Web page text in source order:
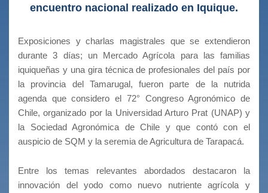
encuentro nacional realizado en Iquique.
Exposiciones y charlas magistrales que se extendieron
durante 3 días; un Mercado Agrícola para las familias
iquiqueñas y una gira técnica de profesionales del país por
la provincia del Tamarugal, fueron parte de la nutrida
agenda que considero el 72° Congreso Agronómico de
Chile, organizado por la Universidad Arturo Prat (UNAP) y
la Sociedad Agronómica de Chile y que contó con el
auspicio de SQM y la seremia de Agricultura de Tarapacá.
Entre los temas relevantes abordados destacaron la
innovación del yodo como nuevo nutriente agrícola y